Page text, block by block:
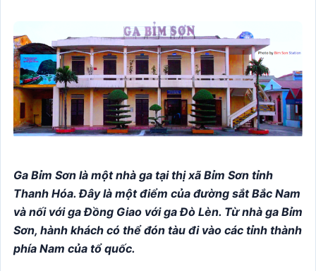
Ga Bỉm Sơn là một nhà ga tại thị xã Bỉm Sơn tỉnh
Thanh Hóa. Đây là một điểm của đường sắt Bắc Nam
và nối với ga Đồng Giao với ga Đò Lèn. Từ nhà ga Bỉm
Sơn, hành khách có thể đón tàu đi vào các tỉnh thành
phía Nam của tổ quốc.